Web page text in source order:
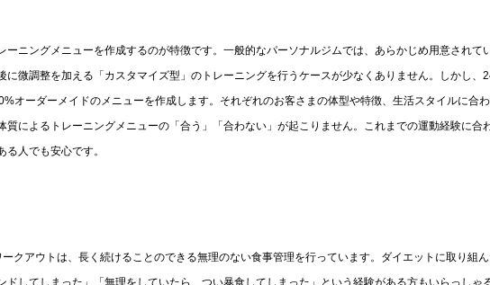
ニングメニューを作成するのが特徴です。一般的なパーソナルジムでは、あらかじめ用意されて
微調整を加える「カスタマイズ型」のトレーニングを行うケースが少なくありません。しかし、
オーダーメイドのメニューを作成します。それぞれのお客さまの体型や特徴、生活スタイルに合
によるトレーニングメニューの「合う」「合わない」が起こりません。これまでの運動経験に合
人でも安心です。
クアウトは、長く続けることのできる無理のない食事管理を行っています。ダイエットに取り組